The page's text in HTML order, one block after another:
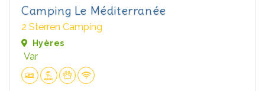
Camping Le Méditerranée
2 Sterren Camping
Hyères
Var